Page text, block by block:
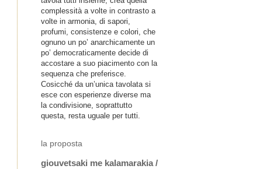
complessità a volte in contrasto a
volte in armonia, di sapori,
profumi, consistenze e colori, che
ognuno un po’ anarchicamente un
po’ democraticamente decide di
accostare a suo piacimento con la
sequenza che preferisce.
Cosicché da un’unica tavolata si
esce con esperienze diverse ma
la condivisione, soprattutto
questa, resta uguale per tutti.
la proposta
giouvetsaki me kalamarakia /